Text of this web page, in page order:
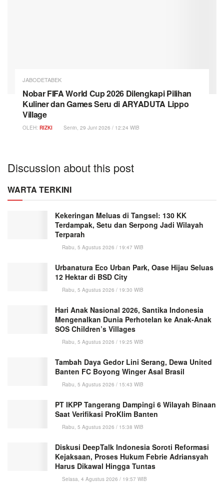
JABODETABEK
Nobar FIFA World Cup 2026 Dilengkapi Pilihan
Kuliner dan Games Seru di ARYADUTA Lippo
Village
OLEH: RIZKI Senin, 29 Juni 2026 / 12:24 WIB
Discussion about this post
WARTA TERKINI
Kekeringan Meluas di Tangsel: 130 KK
Terdampak, Setu dan Serpong Jadi Wilayah
Terparah
Rabu, 5 Agustus 2026 / 19:47 WIB
Urbanatura Eco Urban Park, Oase Hijau Seluas
12 Hektar di BSD City
Rabu, 5 Agustus 2026 / 19:30 WIB
Hari Anak Nasional 2026, Santika Indonesia
Mengenalkan Dunia Perhotelan ke Anak-Anak
SOS Children’s Villages
Rabu, 5 Agustus 2026 / 19:25 WIB
Tambah Daya Gedor Lini Serang, Dewa United
Banten FC Boyong Winger Asal Brasil
Rabu, 5 Agustus 2026 / 15:43 WIB
PT IKPP Tangerang Dampingi 6 Wilayah Binaan
Saat Verifikasi ProKlim Banten
Rabu, 5 Agustus 2026 / 15:38 WIB
Diskusi DeepTalk Indonesia Soroti Reformasi
Kejaksaan, Proses Hukum Febrie Adriansyah
Harus Dikawal Hingga Tuntas
Selasa, 4 Agustus 2026 / 19:57 WIB